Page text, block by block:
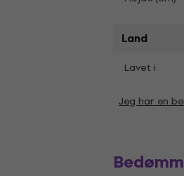
Land
Lavet i
Jeg har en